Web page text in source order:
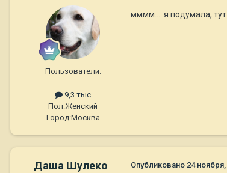
Пользователи.
9,3 тыс
Пол:Женский
Город:Москва
мммм.... я подумала,
Даша Шулеко Опубликовано 24 ноября,